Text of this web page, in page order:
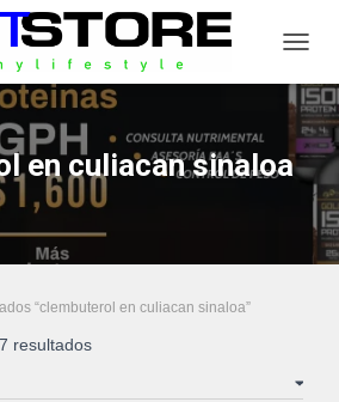
en culiacan sinaloa
“clembuterol en culiacan sinaloa”
resultados